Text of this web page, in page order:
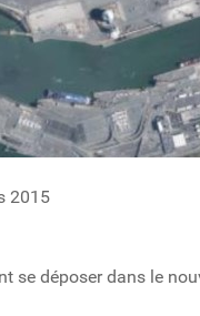
2015
se déposer dans le